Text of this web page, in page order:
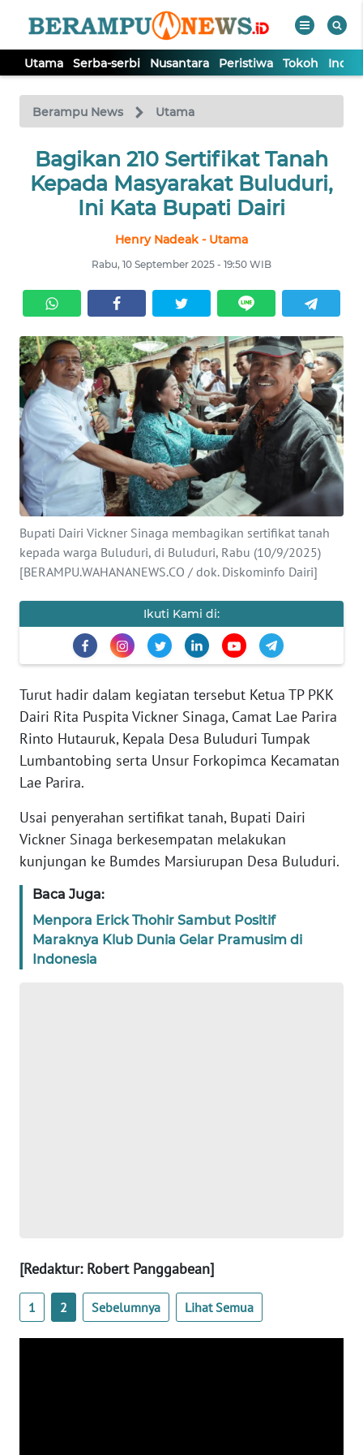
Utama Serba-serbi Nusantara Peristiwa Tokoh
Berampu News Utama
Bagikan 210 Sertifikat Tanah
Kepada Masyarakat Buluduri,
Ini Kata Bupati Dairi
Henry Nadeak - Utama
Rabu, 10 September 2025 - 19:50 WIB
Bupati Dairi Vickner Sinaga membagikan sertifikat tanah
kepada warga Buluduri, di Buluduri, Rabu (10/9/2025)
[BERAMPU.WAHANANEWS.CO / dok. Diskominfo Dairi]
Ikuti Kami di:
Turut hadir dalam kegiatan tersebut Ketua TP PKK
Dairi Rita Puspita Vickner Sinaga, Camat Lae Parira
Rinto Hutauruk, Kepala Desa Buluduri Tumpak
Lumbantobing serta Unsur Forkopimca Kecamatan
Lae Parira.
Usai penyerahan sertifikat tanah, Bupati Dairi
Vickner Sinaga berkesempatan melakukan
kunjungan ke Bumdes Marsiurupan Desa Buluduri.
Baca Juga:
Menpora Erick Thohir Sambut Positif
Maraknya Klub Dunia Gelar Pramusim di
Indonesia
[Redaktur: Robert Panggabean]
1 2 Sebelumnya Lihat Semua
Tutup
UTAMA
PERISTIWA
TOKOH
Informasi
INDEKS
BERITA
KONTAK
KAMI
INFO
IKLAN
MEDIA
SIBER
REDAKSI
DISCLAIMER
Wahana
Regional
WN
KEPRI